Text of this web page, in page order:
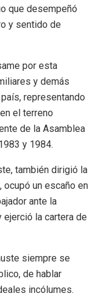
que desempeñó
y sentido de
por esta
y demás
representando
el terreno
de la Asamblea
y 1984.
también dirigió la
ocupó un escaño en
ante la
ejerció la cartera de
siempre se
de hablar
incólumes.